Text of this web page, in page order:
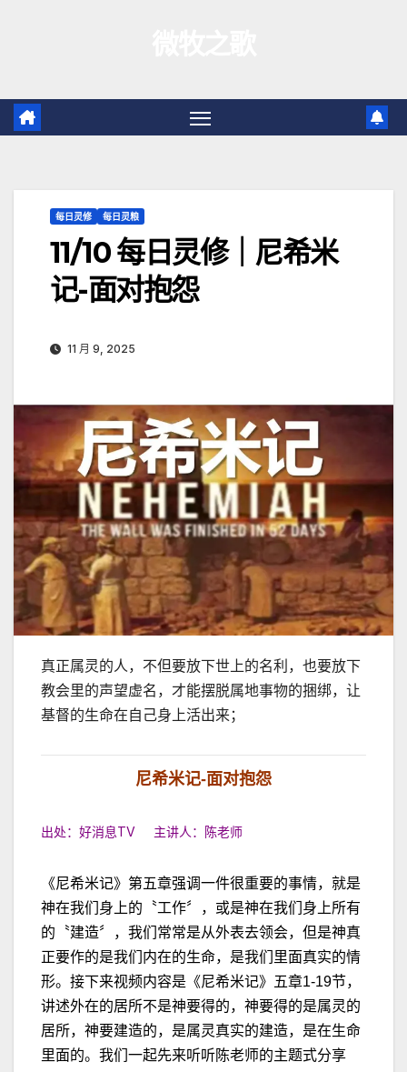
容
每日灵修 每日灵粮
11/10 每日灵修｜尼希米
记-面对抱怨
11 月 9, 2025
真正属灵的人，不但要放下世上的名利，也要放下
教会里的声望虚名，才能摆脱属地事物的捆绑，让
基督的生命在自己身上活出来；
尼希米记-面对抱怨
出处：好消息TV 主讲人：陈老师
《尼希米记》第五章强调一件很重要的事情，就是
神在我们身上的〝工作〞，或是神在我们身上所有
的〝建造〞，我们常常是从外表去领会，但是神真
正要作的是我们内在的生命，是我们里面真实的情
形。接下来视频内容是《尼希米记》五章1-19节，
讲述外在的居所不是神要得的，神要得的是属灵的
居所，神要建造的，是属灵真实的建造，是在生命
里面的。我们一起先来听听陈老师的主题式分享